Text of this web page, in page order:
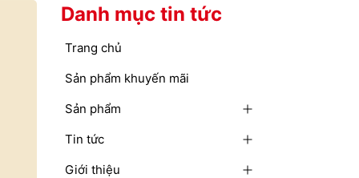
Danh mục tin tức
Trang chủ
Sản phẩm khuyến mãi
Sản phẩm
Tin tức
Giới thiệu